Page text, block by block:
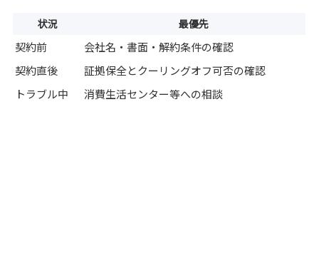
状況 最優先
契約前
会社名・書面・解約条件の確認
契約直後
証拠保全とクーリングオフ可否の確認
トラブル中
消費生活センター等への相談